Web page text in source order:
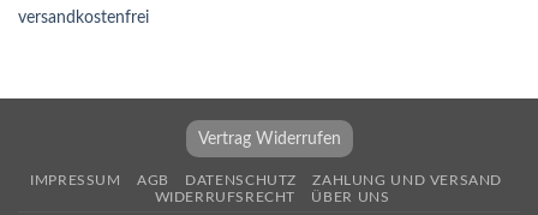
versandkostenfrei
Vertrag Widerrufen
IMPRESSUM AGB DATENSCHUTZ
ZAHLUNG UND VERSAND
WIDERRUFSRECHT
ÜBER UNS